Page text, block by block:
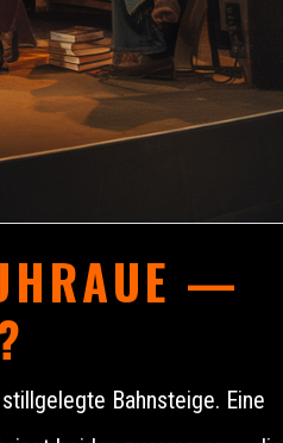
—
Bahnsteige. Eine